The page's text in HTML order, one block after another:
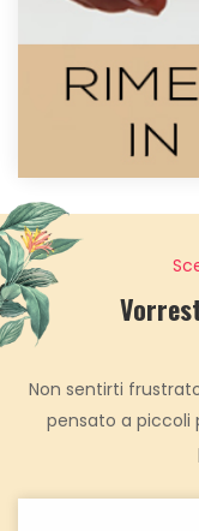
Non sentirti
pensato a piccoli